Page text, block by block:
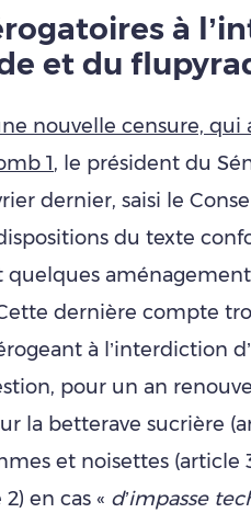
à
et du
nouvelle censure, qui
1, le président du
dernier, saisi le
du texte
dernière compte
à l’interdiction
pour un an
la betterave sucrière
et noisettes (article
en cas « d’impasse